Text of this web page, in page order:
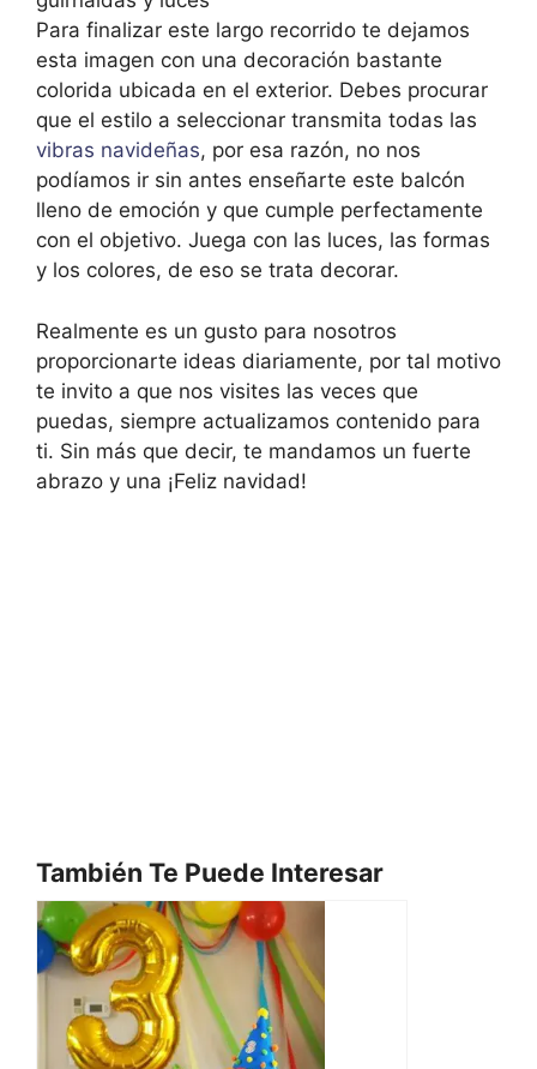
Para finalizar este largo recorrido te dejamos
esta imagen con una decoración bastante
colorida ubicada en el exterior. Debes procurar
que el estilo a seleccionar transmita todas las
vibras navideñas, por esa razón, no nos
podíamos ir sin antes enseñarte este balcón
lleno de emoción y que cumple perfectamente
con el objetivo. Juega con las luces, las formas
y los colores, de eso se trata decorar.
Realmente es un gusto para nosotros
proporcionarte ideas diariamente, por tal motivo
te invito a que nos visites las veces que
puedas, siempre actualizamos contenido para
ti. Sin más que decir, te mandamos un fuerte
abrazo y una ¡Feliz navidad!
También Te Puede Interesar